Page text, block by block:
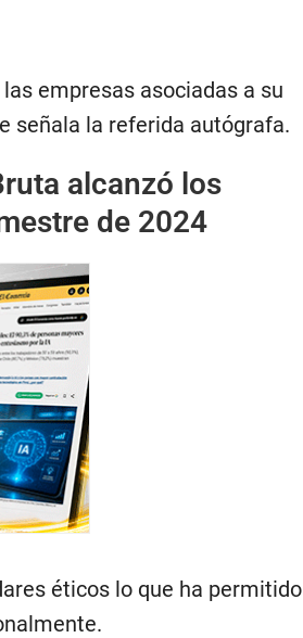
empresas asociadas a su
señala la referida autógrafa.
alcanzó los
de 2024
éticos lo que ha permitido